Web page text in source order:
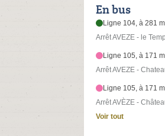
En bus
Ligne 104, à 281 m
Arrêt AVEZE - le
Ligne 105, à 171 m
Arrêt AVEZE -
Ligne 105, à 171 m
Arrêt AVÈZE -
Voir tout